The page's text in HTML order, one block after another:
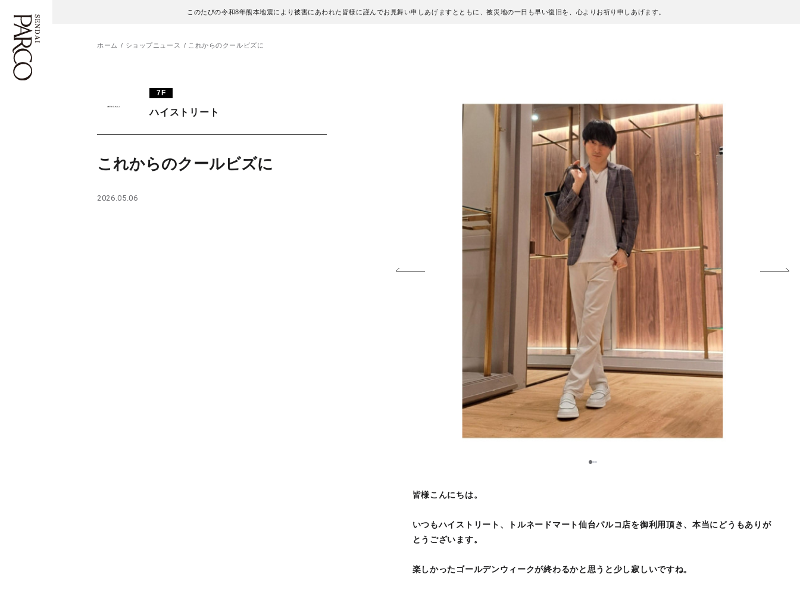
このたびの令和8年熊本地震により被害にあわれた皆様に謹んでお見舞い申しあげますとともに、被災地の一日も早い復旧を、心よりお祈り申しあげます。
施設案内・アクセス
ホーム ショップニュース これからのクールビズに
7F
ハイストリート
これからのクールビズに
2026.05.06
123
皆様こんにちは。
いつもハイストリート、トルネードマート仙台パルコ店を御利用頂き、本当にどうもありが
とうございます。
楽しかったゴールデンウィークが終わるかと思うと少し寂しいですね。